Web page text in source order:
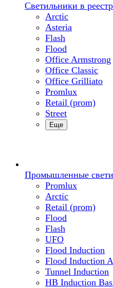
Светильники в
Arctic
Asteria
Flash
Flood
Office Armstrong
Office Classic
Office Grilliato
Promlux
Retail (prom)
Street
Еще
Промышленные
Promlux
Arctic
Retail (prom)
Flood
Flash
UFO
Flood Induction
Flood Induction
Tunnel Induction
HB Induction